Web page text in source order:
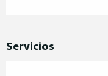
Servicios